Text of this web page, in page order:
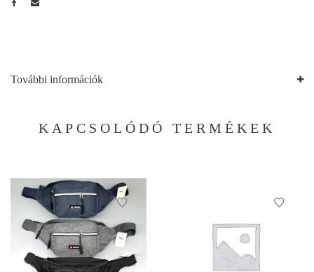
További információk
KAPCSOLÓDÓ TERMÉKEK